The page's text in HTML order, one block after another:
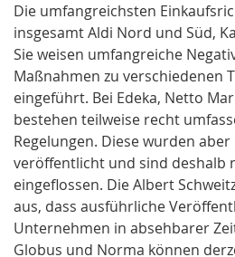
Die umfangreichsten
insgesamt Aldi Nord und Süd,
Sie weisen umfangreiche
Maßnahmen zu verschiedenen
eingeführt. Bei Edeka, Netto
bestehen teilweise recht
Regelungen. Diese wurden
veröffentlicht und sind deshalb
eingeflossen. Die Albert
aus, dass ausführliche
Unternehmen in absehbarer
Globus und Norma können